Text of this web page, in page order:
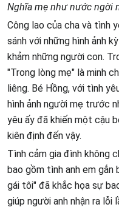
Nghĩa mẹ như nước ngời
Công lao của cha và tình
sánh với những hình ảnh
khảm những người con.
"Trong lòng mẹ" là minh
liêng. Bé Hồng, với tình
hình ảnh người mẹ trước
yêu ấy đã khiến một cậu
kiên định đến vậy.
Tình cảm gia đình không
bao gồm tình anh em gắn
gái tôi" đã khắc họa sự
giúp người anh nhận ra lỗi